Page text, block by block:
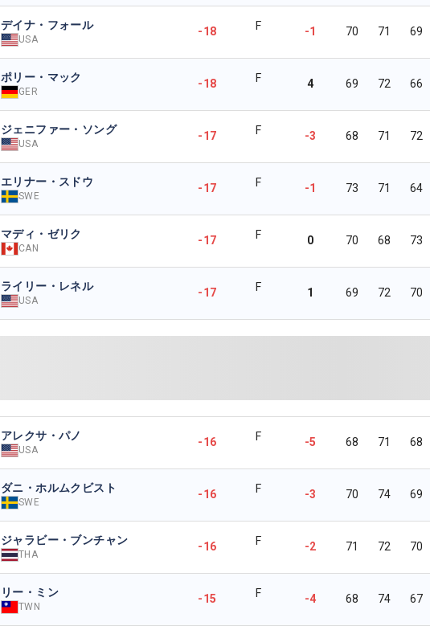
デイナ・フォール
USA
-18 F -1 70 71 69
ポリー・マック
GER
-18 F 4 69 72 66
ジェニファー・ソング
USA
-17 F -3 68 71 72
エリナー・スドウ
SWE
-17 F -1 73 71 64
マディ・ゼリク
CAN
-17 F 0 70 68 73
ライリー・レネル
USA
-17 F 1 69 72 70
アレクサ・パノ
USA
-16 F -5 68 71 68
ダニ・ホルムクビスト
SWE
-16 F -3 70 74 69
ジャラビー・ブンチャン
THA
-16 F -2 71 72 70
リー・ミン
TWN
-15 F -4 68 74 67